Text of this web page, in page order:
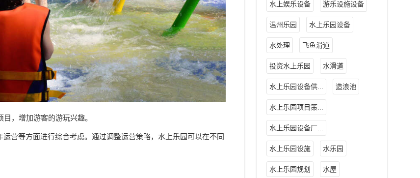
，增加游客的游玩兴趣。
营等方面进行综合考虑。通过调整运营策略，水上乐园可以在不同
水上娱乐设备 游乐设施设备
温州乐园 水上乐园设备
水处理 飞鱼滑道
投资水上乐园 水滑道
水上乐园设备供... 造浪池
水上乐园项目策...
水上乐园设备厂...
水上乐园设施 水乐园
水上乐园规划 水屋